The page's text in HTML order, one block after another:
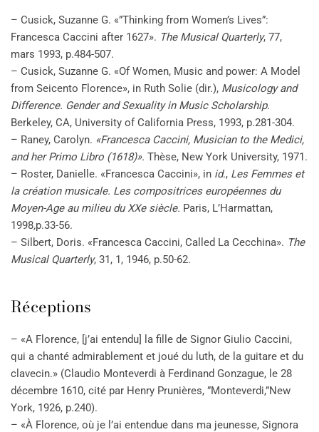
– Cusick, Suzanne G. «”Thinking from Women’s Lives”:
Francesca Caccini after 1627». The Musical Quarterly, 77,
mars 1993, p.484-507.
– Cusick, Suzanne G. «Of Women, Music and power: A Model
from Seicento Florence», in Ruth Solie (dir.), Musicology and
Difference. Gender and Sexuality in Music Scholarship.
Berkeley, CA, University of California Press, 1993, p.281-304.
– Raney, Carolyn. «Francesca Caccini, Musician to the Medici,
and her Primo Libro (1618)». Thèse, New York University, 1971.
– Roster, Danielle. «Francesca Caccini», in id., Les Femmes et
la création musicale. Les compositrices européennes du
Moyen-Age au milieu du XXe siècle. Paris, L’Harmattan,
1998,p.33-56.
– Silbert, Doris. «Francesca Caccini, Called La Cecchina». The
Musical Quarterly, 31, 1, 1946, p.50-62.
Réceptions
– «A Florence, [j’ai entendu] la fille de Signor Giulio Caccini,
qui a chanté admirablement et joué du luth, de la guitare et du
clavecin.» (Claudio Monteverdi à Ferdinand Gonzague, le 28
décembre 1610, cité par Henry Prunières, ”Monteverdi,”New
York, 1926, p.240).
– «À Florence, où je l’ai entendue dans ma jeunesse, Signora